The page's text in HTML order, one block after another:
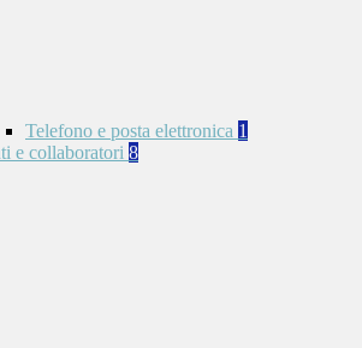
Telefono e posta elettronica 1
e collaboratori 8